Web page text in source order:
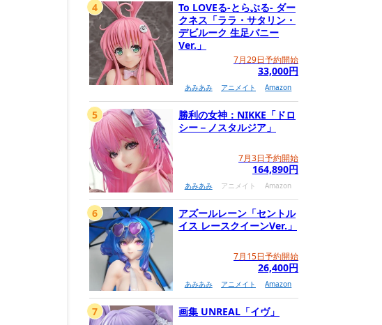
To LOVEる-とらぶる- ダー
クネス「ララ・サタリン・
デビルーク 生足バニー
Ver.」
7月29日予約開始
33,000円
あみあみ アニメイト Amazon
4
勝利の女神：NIKKE「ドロ
シー－ノスタルジア」
7月3日予約開始
164,890円
あみあみ アニメイト Amazon
5
アズールレーン「セントル
イス レースクイーンVer.」
7月15日予約開始
26,400円
あみあみ アニメイト Amazon
6
画集 UNREAL「イヴ」
7